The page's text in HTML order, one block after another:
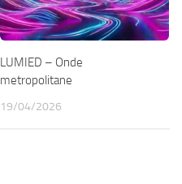
LUMIED – Onde
metropolitane
19/04/2026